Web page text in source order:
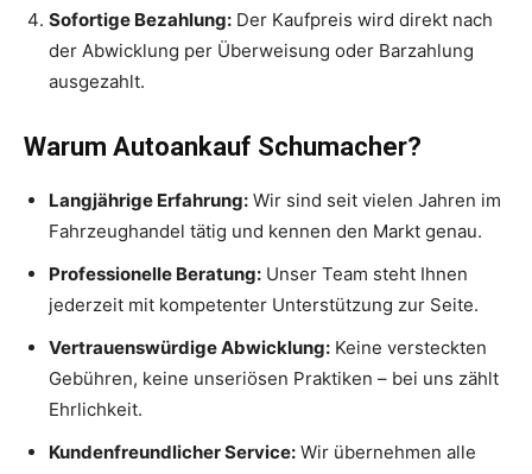
Sofortige Bezahlung: Der Kaufpreis wird direkt nach
der Abwicklung per Überweisung oder Barzahlung
ausgezahlt.
Warum Autoankauf Schumacher?
Langjährige Erfahrung: Wir sind seit vielen Jahren im
Fahrzeughandel tätig und kennen den Markt genau.
Professionelle Beratung: Unser Team steht Ihnen
jederzeit mit kompetenter Unterstützung zur Seite.
Vertrauenswürdige Abwicklung: Keine versteckten
Gebühren, keine unseriösen Praktiken – bei uns zählt
Ehrlichkeit.
Kundenfreundlicher Service: Wir übernehmen alle